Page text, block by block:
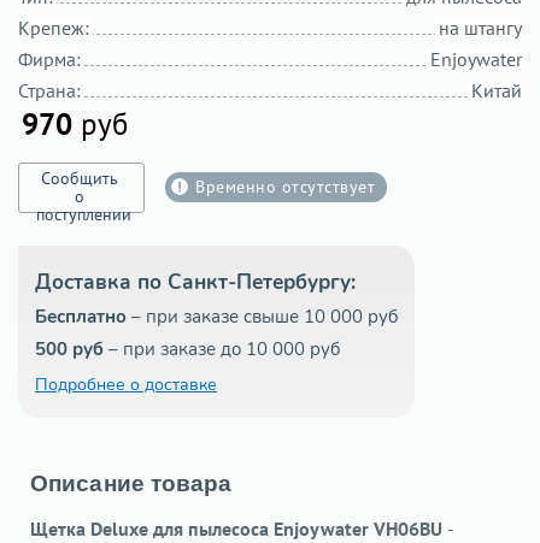
на штангу
Крепеж:
Enjoywater
Фирма:
Китай
Страна:
970 руб
Сообщить
о
поступлении
Временно отсутствует
Доставка по Санкт-Петербургу:
Бесплатно – при заказе свыше 10 000 руб
500 руб – при заказе до 10 000 руб
Подробнее о доставке
Описание товара
Щетка Deluxe для пылесоса Enjoywater VH06BU -